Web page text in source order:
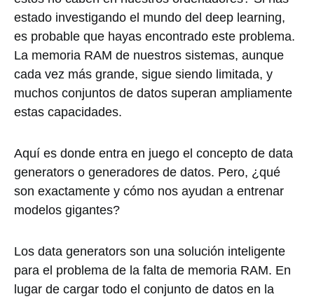
estado investigando el mundo del deep learning,
es probable que hayas encontrado este problema.
La memoria RAM de nuestros sistemas, aunque
cada vez más grande, sigue siendo limitada, y
muchos conjuntos de datos superan ampliamente
estas capacidades.
Aquí es donde entra en juego el concepto de data
generators o generadores de datos. Pero, ¿qué
son exactamente y cómo nos ayudan a entrenar
modelos gigantes?
Los data generators son una solución inteligente
para el problema de la falta de memoria RAM. En
lugar de cargar todo el conjunto de datos en la